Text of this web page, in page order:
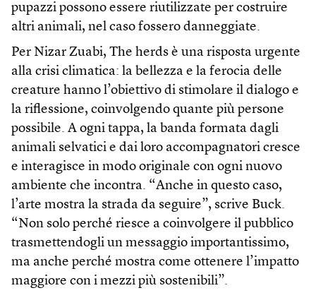
pupazzi possono essere riutilizzate per costruire
altri animali, nel caso fossero danneggiate.
Per Nizar Zuabi, The herds è una risposta urgente
alla crisi climatica: la bellezza e la ferocia delle
creature hanno l’obiettivo di stimolare il dialogo e
la riflessione, coinvolgendo quante più persone
possibile. A ogni tappa, la banda formata dagli
animali selvatici e dai loro accompagnatori cresce
e interagisce in modo originale con ogni nuovo
ambiente che incontra. “Anche in questo caso,
l’arte mostra la strada da seguire”, scrive Buck.
“Non solo perché riesce a coinvolgere il pubblico
trasmettendogli un messaggio importantissimo,
ma anche perché mostra come ottenere l’impatto
maggiore con i mezzi più sostenibili”.